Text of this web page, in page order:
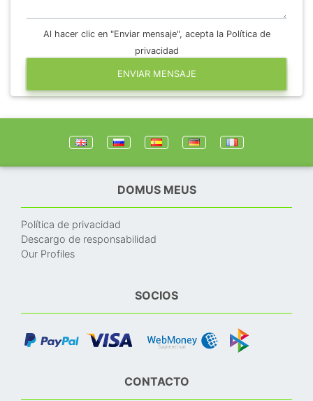
Al hacer clic en "Enviar mensaje", acepta la Política de
privacidad
ENVIAR MENSAJE
DOMUS MEUS
Política de privacidad
Descargo de responsabilidad
Our Profiles
SOCIOS
CONTACTO